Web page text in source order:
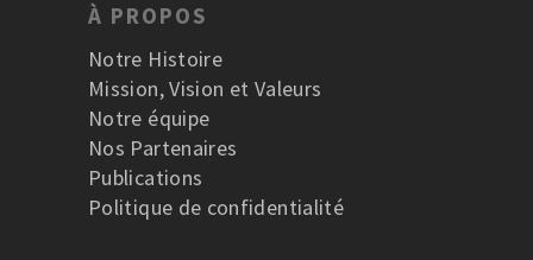
À PROPOS
Notre Histoire
Mission, Vision et Valeurs
Notre équipe
Nos Partenaires
Publications
Politique de confidentialité